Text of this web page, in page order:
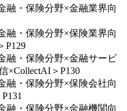
融・保険分野×金融業界向
融・保険分野×保険業界向
P129
融・保険分野×金融サービ
×CollectAI＞P130
融・保険分野×保険会社向
融・保険分野×金融機関向